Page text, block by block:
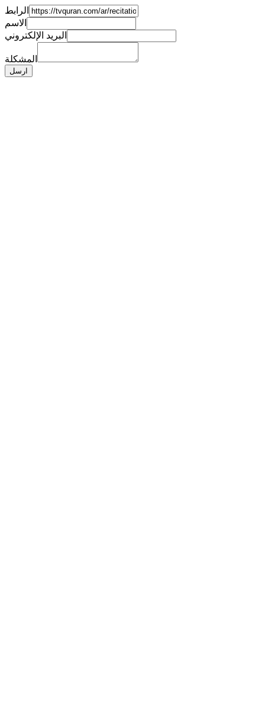
الرابط
الاسم
البريد الإلكتروني
المشكلة
ارسل